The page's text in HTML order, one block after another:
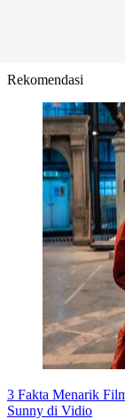
Rekomendasi
3 Fakta Menarik
Sunny di Vidio